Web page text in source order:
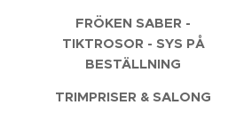
FRÖKEN SABER -
TIKTROSOR - SYS PÅ
BESTÄLLNING
TRIMPRISER & SALONG